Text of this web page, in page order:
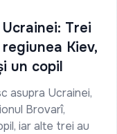
Trei
Kiev,
un copil
asupra Ucrainei,
Brovarî,
iar alte trei au